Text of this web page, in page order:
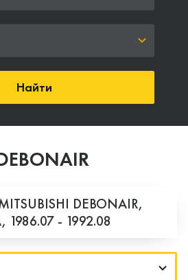
Найти
DEBONAIR,
1986.07 - 1992.08